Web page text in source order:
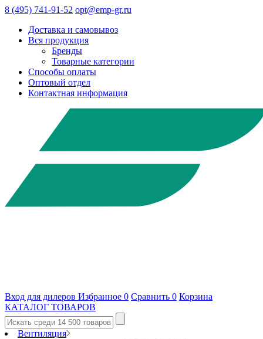
8 (495) 741-91-52 opt@emp-gr.ru
Доставка и самовывоз
Вся продукция
Бренды
Товарные категории
Способы оплаты
Оптовый отдел
Контактная информация
Вход для дилеров Избранное 0 Сравнить 0 Корзина
КАТАЛОГ ТОВАРОВ
Вентиляция